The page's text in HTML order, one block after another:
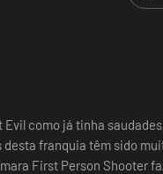
Evil como já tinha
desta franquia têm sido
First Person Shooter